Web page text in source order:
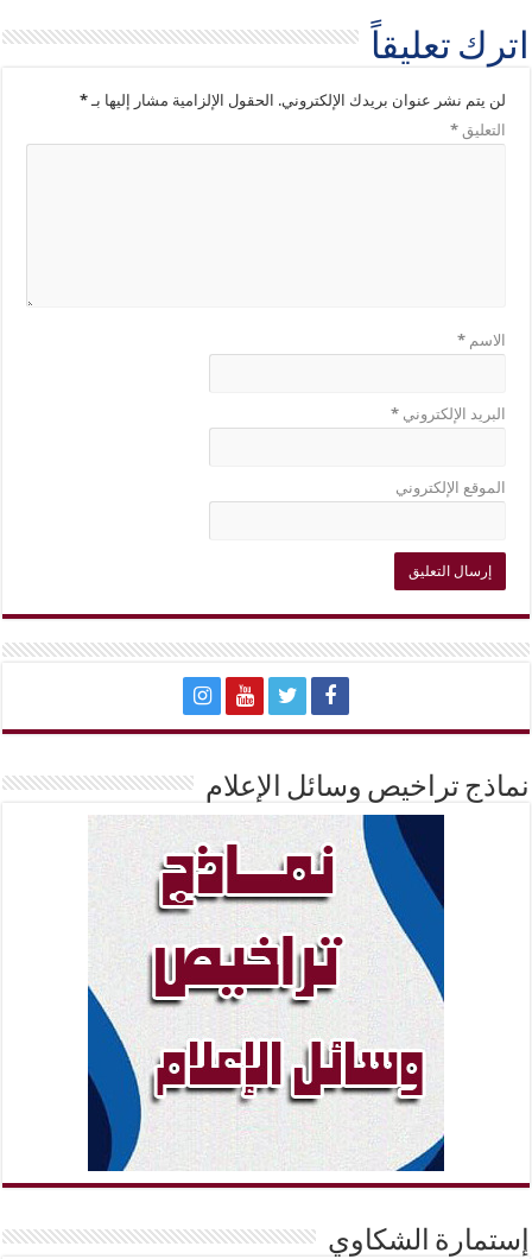
اترك تعليقاً
لن يتم نشر عنوان بريدك الإلكتروني. الحقول الإلزامية مشار إليها بـ*
التعليق*
الاسم*
البريد الإلكتروني*
الموقع الإلكتروني
نماذج تراخيص وسائل الإعلام
إستمارة الشكاوي